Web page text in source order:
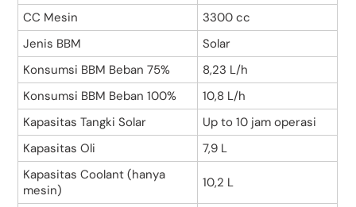
CC Mesin
3300 cc
Jenis BBM
Solar
Konsumsi BBM Beban 75%
8,23 L/h
Konsumsi BBM Beban 100%
10,8 L/h
Kapasitas Tangki Solar
Up to 10 jam operasi
Kapasitas Oli
7,9 L
Kapasitas Coolant (hanya
mesin)
10,2 L